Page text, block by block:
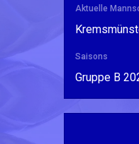
Aktuelle
Saisons
Gruppe B